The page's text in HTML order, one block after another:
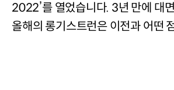
2022’를 열었습니다. 3년 만에 대
올해의 롱기스트런은 이전과 어떤